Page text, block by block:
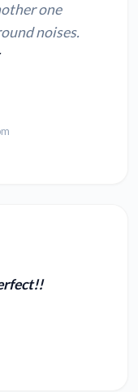
one
noises.